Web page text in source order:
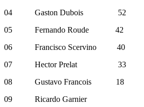
04 Gaston Dubois 52
05 Fernando Roude 42
06 Francisco Scervino 40
07 Hector Prelat 33
08 Gustavo Francois 18
09 Ricardo Garnier